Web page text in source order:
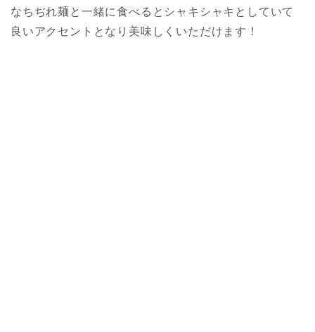
なちぢれ麺と一緒に食べるとシャキシャキとしていて
良いアクセントとなり美味しくいただけます！